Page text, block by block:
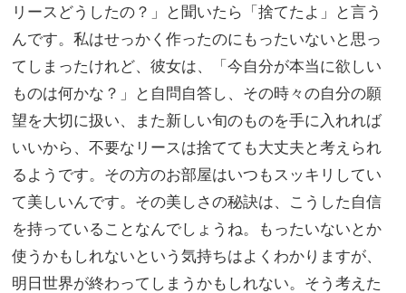
リースどうしたの？」と聞いたら「捨てたよ」と言う
んです。私はせっかく作ったのにもったいないと思っ
てしまったけれど、彼女は、「今自分が本当に欲しい
ものは何かな？」と自問自答し、その時々の自分の願
望を大切に扱い、また新しい旬のものを手に入れれば
いいから、不要なリースは捨てても大丈夫と考えられ
るようです。その方のお部屋はいつもスッキリしてい
て美しいんです。その美しさの秘訣は、こうした自信
を持っていることなんでしょうね。もったいないとか
使うかもしれないという気持ちはよくわかりますが、
明日世界が終わってしまうかもしれない。そう考えた